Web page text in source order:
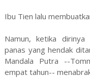
Ibu Tien lalu
Namun, ketika
panas yang hendak
Mandala Putra --
empat tahun--